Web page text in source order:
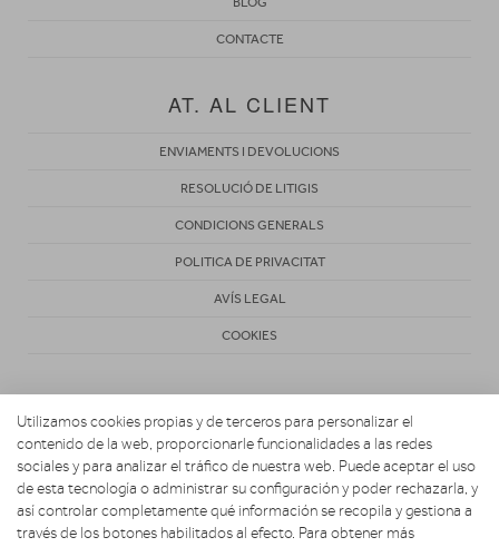
CONTACTE
AT. AL CLIENT
ENVIAMENTS I DEVOLUCIONS
RESOLUCIÓ DE LITIGIS
CONDICIONS GENERALS
POLITICA DE PRIVACITAT
AVÍS LEGAL
COOKIES
Copyright 2026. CONECTA HOGAR
Utilizamos cookies propias y de terceros para personalizar el
contenido de la web, proporcionarle funcionalidades a las redes
sociales y para analizar el tráfico de nuestra web. Puede aceptar el uso
de esta tecnología o administrar su configuración y poder rechazarla, y
así controlar completamente qué información se recopila y gestiona a
través de los botones habilitados al efecto. Para obtener más